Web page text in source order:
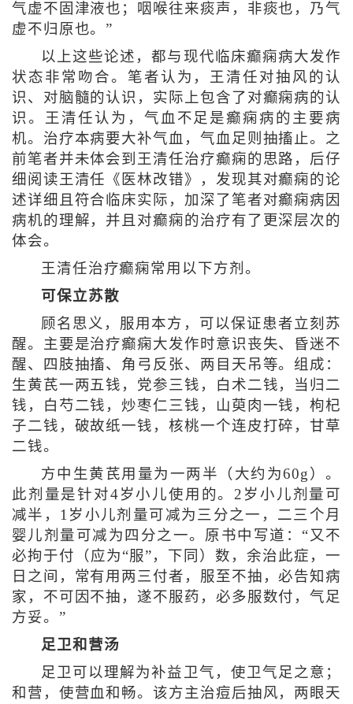
气虚不固津液也；咽喉往来痰声，非痰也，乃气
虚不归原也。”
以上这些论述，都与现代临床癫痫病大发作
状态非常吻合。笔者认为，王清任对抽风的认
识、对脑髓的认识，实际上包含了对癫痫病的认
识。王清任认为，气血不足是癫痫病的主要病
机。治疗本病要大补气血，气血足则抽搐止。之
前笔者并未体会到王清任治疗癫痫的思路，后仔
细阅读王清任《医林改错》，发现其对癫痫的论
述详细且符合临床实际，加深了笔者对癫痫病因
病机的理解，并且对癫痫的治疗有了更深层次的
体会。
王清任治疗癫痫常用以下方剂。
可保立苏散
顾名思义，服用本方，可以保证患者立刻苏
醒。主要是治疗癫痫大发作时意识丧失、昏迷不
醒、四肢抽搐、角弓反张、两目天吊等。组成：
生黄芪一两五钱，党参三钱，白术二钱，当归二
钱，白芍二钱，炒枣仁三钱，山萸肉一钱，枸杞
子二钱，破故纸一钱，核桃一个连皮打碎，甘草
二钱。
方中生黄芪用量为一两半（大约为60g）。
此剂量是针对4岁小儿使用的。2岁小儿剂量可
减半，1岁小儿剂量可减为三分之一，二三个月
婴儿剂量可减为四分之一。原书中写道：“又不
必拘于付（应为“服”，下同）数，余治此症，一
日之间，常有用两三付者，服至不抽，必告知病
家，不可因不抽，遂不服药，必多服数付，气足
方妥。”
足卫和营汤
足卫可以理解为补益卫气，使卫气足之意；
和营，使营血和畅。该方主治痘后抽风，两眼天